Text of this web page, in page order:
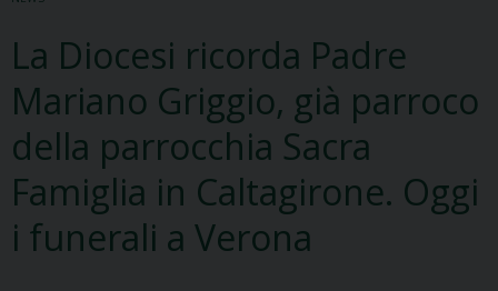
La Diocesi ricorda Padre
Mariano Griggio, già parroco
della parrocchia Sacra
Famiglia in Caltagirone. Oggi
i funerali a Verona